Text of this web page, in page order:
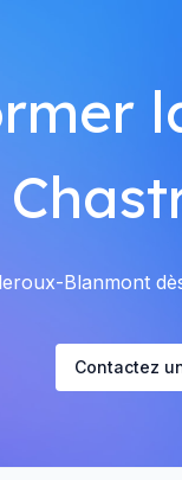
Blanmont
Contactez